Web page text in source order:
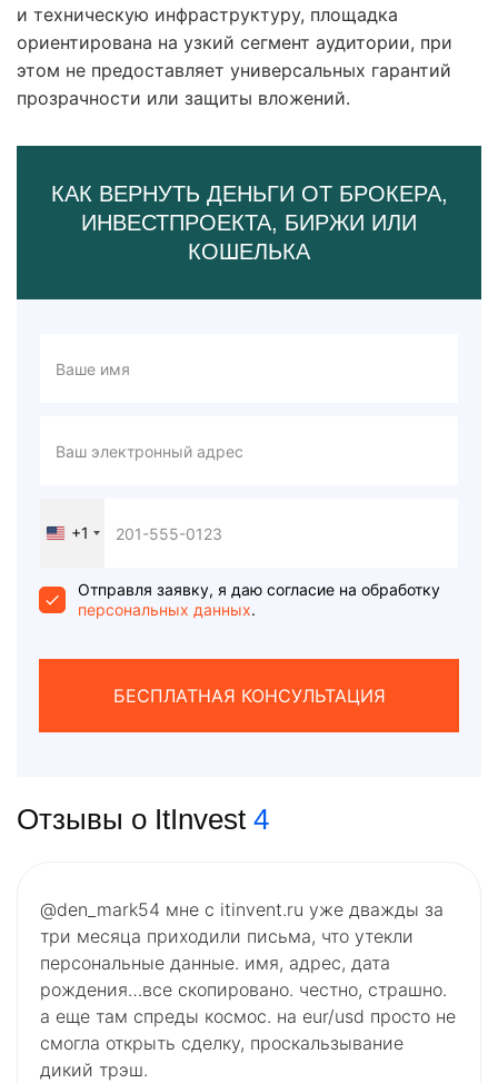
и техническую инфраструктуру, площадка
ориентирована на узкий сегмент аудитории, при
этом не предоставляет универсальных гарантий
прозрачности или защиты вложений.
КАК ВЕРНУТЬ ДЕНЬГИ ОТ БРОКЕРА,
ИНВЕСТПРОЕКТА, БИРЖИ ИЛИ
КОШЕЛЬКА
United
+1
+1
Отправля заявку, я даю согласие на обработку
персональных данных.
БЕСПЛАТНАЯ КОНСУЛЬТАЦИЯ
Отзывы о ItInvest 4
@den_mark54 мне с itinvent.ru уже дважды за
три месяца приходили письма, что утекли
персональные данные. имя, адрес, дата
рождения…все скопировано. честно, страшно.
а еще там спреды космос. на eur/usd просто не
смогла открыть сделку, проскальзывание
дикий трэш.